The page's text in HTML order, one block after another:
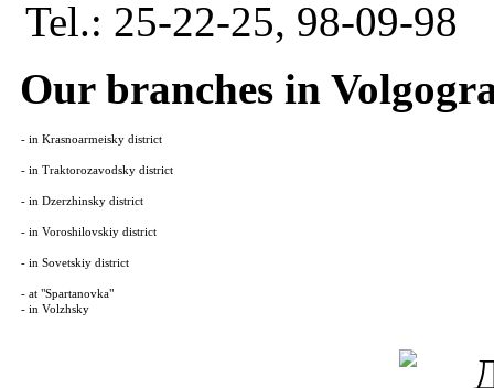
Tel.: 25-22-25, 98-09-98
Our branches in
- in Krasnoarmeisky district
- in Traktorozavodsky district
- in Dzerzhinsky district
- in Voroshilovskiy district
- in Sovetskiy district
- at "Spartanovka"
- in Volzhsky